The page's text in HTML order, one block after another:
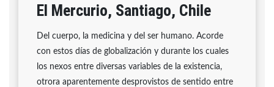
El Mercurio, Santiago, Chile
Del cuerpo, la medicina y del ser humano. Acorde
con estos días de globalización y durante los cuales
los nexos entre diversas variables de la existencia,
otrora aparentemente desprovistos de sentido entre